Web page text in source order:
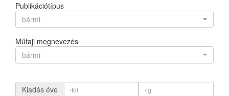
Publikációtípus
bármi
Műfaji megnevezés
bármi
Kiadás éve